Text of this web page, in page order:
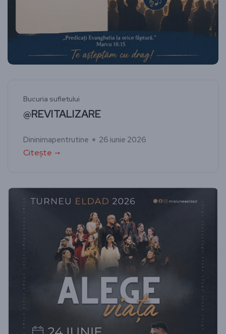
Bucuria sufletului
@REVITALIZARE
Dininimapentrutine 26 iunie 2026
Citește